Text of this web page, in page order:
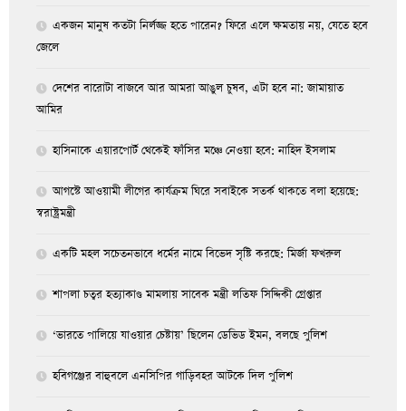
একজন মানুষ কতটা নির্লজ্জ হতে পারেন? ফিরে এলে ক্ষমতায় নয়, যেতে হবে
জেলে
দেশের বারোটা বাজবে আর আমরা আঙুল চুষব, এটা হবে না: জামায়াত
আমির
হাসিনাকে এয়ারপোর্ট থেকেই ফাঁসির মঞ্চে নেওয়া হবে: নাহিদ ইসলাম
আগস্টে আওয়ামী লীগের কার্যক্রম ঘিরে সবাইকে সতর্ক থাকতে বলা হয়েছে:
স্বরাষ্ট্রমন্ত্রী
একটি মহল সচেতনভাবে ধর্মের নামে বিভেদ সৃষ্টি করছে: মির্জা ফখরুল
শাপলা চত্বর হত্যাকাণ্ড মামলায় সাবেক মন্ত্রী লতিফ সিদ্দিকী গ্রেপ্তার
‘ভারতে পালিয়ে যাওয়ার চেষ্টায়’ ছিলেন ডেভিড ইমন, বলছে পুলিশ
হবিগঞ্জের বাহুবলে এনসিপির গাড়িবহর আটকে দিল পুলিশ